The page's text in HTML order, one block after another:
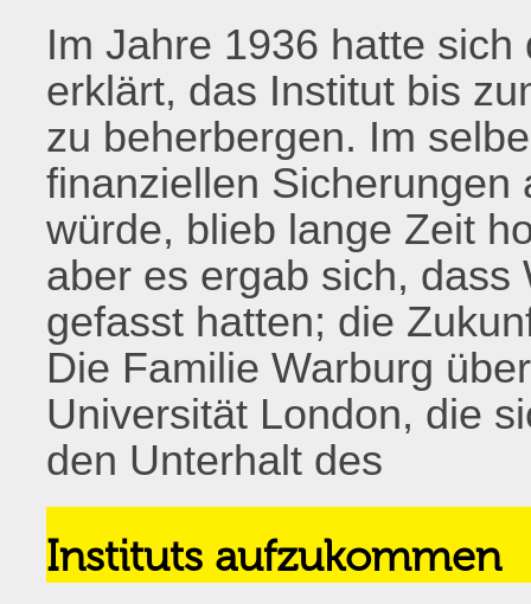
Im Jahre 1936 hatte
erklärt, das Institut bis
zu beherbergen. Im
finanziellen Sicherungen
würde, blieb lange Zeit
aber es ergab sich, dass
gefasst hatten; die
Die Familie Warburg
Universität London, die
den Unterhalt des
Instituts aufzukommen